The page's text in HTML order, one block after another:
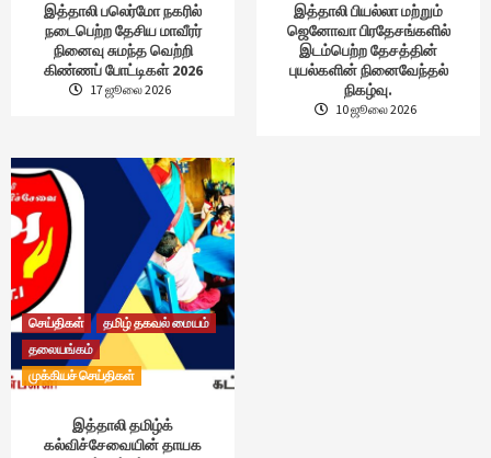
இத்தாலி பலெர்மோ நகரில்
நடைபெற்ற தேசிய மாவீரர்
நினைவு சுமந்த வெற்றி
கிண்ணப் போட்டிகள் 2026
17 ஜூலை 2026
இத்தாலி பியல்லா மற்றும்
ஜெனோவா பிரதேசங்களில்
இடம்பெற்ற தேசத்தின்
புயல்களின் நினைவேந்தல்
நிகழ்வு.
10 ஜூலை 2026
செய்திகள்
தமிழ் தகவல் மையம்
தலையங்கம்
முக்கியச் செய்திகள்
இத்தாலி தமிழ்க்
கல்விச்சேவையின் தாயக